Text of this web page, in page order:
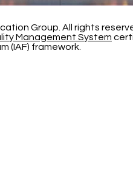
Group. All rights
Management System
(IAF) framework.